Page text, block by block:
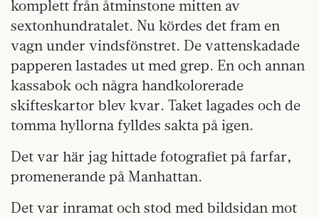
komplett från åtminstone mitten av
sextonhundratalet. Nu kördes det fram en
vagn under vindsfönstret. De vattenskadade
papperen lastades ut med grep. En och annan
kassabok och några handkolorerade
skifteskartor blev kvar. Taket lagades och de
tomma hyllorna fylldes sakta på igen.
Det var här jag hittade fotografiet på farfar,
promenerande på Manhattan.
Det var inramat och stod med bildsidan mot